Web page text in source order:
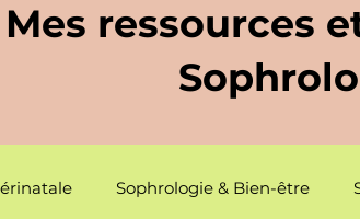
Mes ressources
Sophrologie & Bien-être